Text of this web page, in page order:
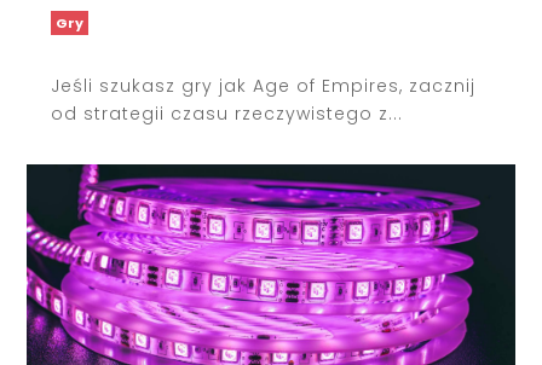
Gry
Jeśli szukasz gry jak Age of Empires, zacznij
od strategii czasu rzeczywistego z...